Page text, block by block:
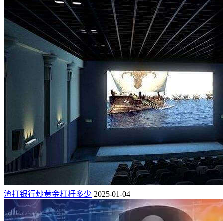
渣打银行炒黄金杠杆多少 2025-01-04